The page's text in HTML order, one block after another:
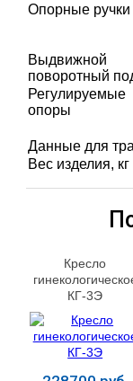
Опорные ручки
Выдвижной
поворотный
Регулируемые
опоры
Данные для
Вес изделия, кг
Кресло
КГ‑3Э